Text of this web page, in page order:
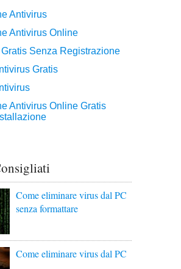
Come eliminare virus dal PC
senza formattare
Come eliminare virus dal PC